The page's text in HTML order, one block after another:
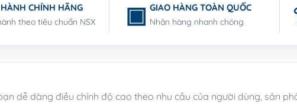
CHÍNH HÃNG
theo tiêu chuẩn NSX
GIAO HÀNG TOÀN QUỐC
Nhận hàng nhanh chóng
dễ dàng điều chỉnh độ cao theo nhu cầu của người dùng, sản